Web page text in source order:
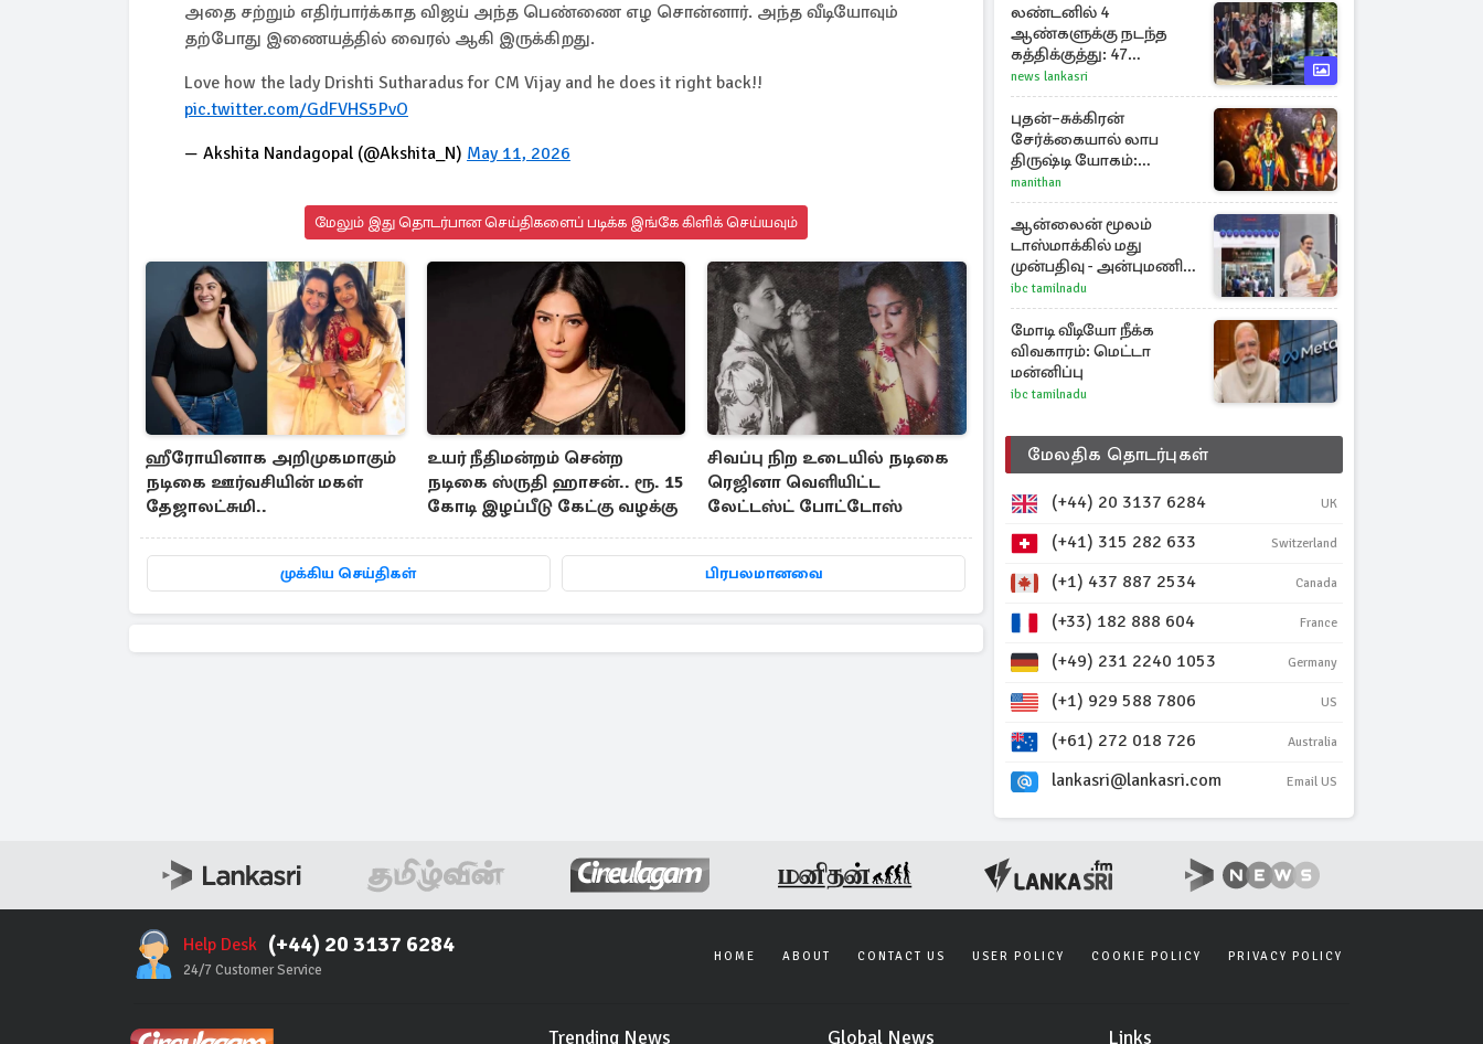
அதை சற்றும் எதிர்பார்க்காத விஜய் அந்த பெண்ணை எழ சொன்னார். அந்த வீடியோவும்
தற்போது இணையத்தில் வைரல் ஆகி இருக்கிறது.
Love how the lady Drishti Sutharadus for CM Vijay and he does it right back!!
pic.twitter.com/GdFVHS5PvO
— Akshita Nandagopal (@Akshita_N) May 11, 2026
மேலும் இது தொடர்பான செய்திகளைப் படிக்க இங்கே கிளிக் செய்யவும்
ஹீரோயினாக அறிமுகமாகும்
நடிகை ஊர்வசியின் மகள்
தேஜாலட்சுமி..
உயர் நீதிமன்றம் சென்ற
நடிகை ஸ்ருதி ஹாசன்.. ரூ. 15
கோடி இழப்பீடு கேட்கு வழக்கு
சிவப்பு நிற உடையில் நடிகை
ரெஜினா வெளியிட்ட
லேட்டஸ்ட் போட்டோஸ்
முக்கிய செய்திகள் பிரபலமானவை
லண்டனில் 4
ஆண்களுக்கு நடந்த
கத்திக்குத்து: 47
வயதுடைய பெண்
ஒருவர் கைது
news lankasri
புதன்–சுக்கிரன்
சேர்க்கையால் லாப
திருஷ்டி யோகம்:
அதிர்ஷ்டம் பெறும் டாப் 3
ராசிகள்!
manithan
ஆன்லைன் மூலம்
டாஸ்மாக்கில் மது
முன்பதிவு - அன்புமணி
ராமதாஸ் எதிர்ப்பு
ibc tamilnadu
மோடி வீடியோ நீக்க
விவகாரம்: மெட்டா
மன்னிப்பு
ibc tamilnadu
மேலதிக தொடர்புகள்
(+44) 20 3137 6284 UK
(+41) 315 282 633 Switzerland
(+1) 437 887 2534 Canada
(+33) 182 888 604 France
(+49) 231 2240 1053 Germany
(+1) 929 588 7806 US
(+61) 272 018 726 Australia
lankasri@lankasri.com Email US
Help Desk (+44) 20 3137 6284
24/7 Customer Service
HOME ABOUT CONTACT US USER POLICY COOKIE POLICY PRIVACY POLICY
Trending News Global News Links